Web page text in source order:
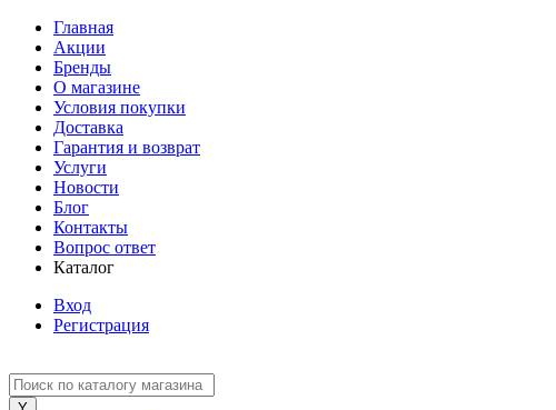
Главная
Акции
Бренды
О магазине
Условия покупки
Доставка
Гарантия и возврат
Услуги
Новости
Блог
Контакты
Вопрос ответ
Каталог
Вход
Регистрация